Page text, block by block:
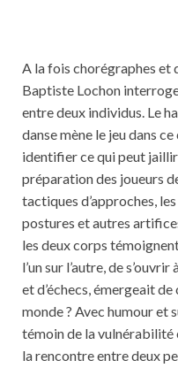
A la fois chorégraphes et
Baptiste Lochon
entre deux individus. Le
danse mène le jeu dans
identifier ce qui peut jaillir
préparation des joueurs
tactiques d’approches,
postures et autres
les deux corps
l’un sur l’autre, de
et d’échecs, émergeait
monde ? Avec humour et
témoin de la vulnérabilité
la rencontre entre deux